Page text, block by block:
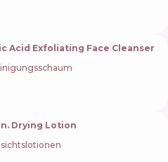
Acid Exfoliating Face Cleanser
Drying Lotion